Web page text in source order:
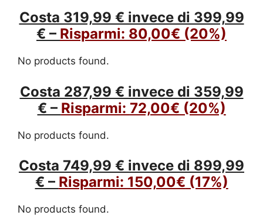
Costa 319,99 € invece di 399,99
€ – Risparmi: 80,00€ (20%)
No products found.
Costa 287,99 € invece di 359,99
€ – Risparmi: 72,00€ (20%)
No products found.
Costa 749,99 € invece di 899,99
€ – Risparmi: 150,00€ (17%)
No products found.